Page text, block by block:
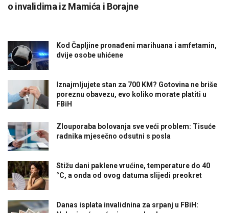
o invalidima iz Mamića i Borajne
Kod Čapljine pronađeni marihuana i amfetamin,
dvije osobe uhićene
Iznajmljujete stan za 700 KM? Gotovina ne briše
poreznu obavezu, evo koliko morate platiti u
FBiH
Zlouporaba bolovanja sve veći problem: Tisuće
radnika mjesečno odsutni s posla
Stižu dani paklene vrućine, temperature do 40
°C, a onda od ovog datuma slijedi preokret
Danas isplata invalidnina za srpanj u FBiH: